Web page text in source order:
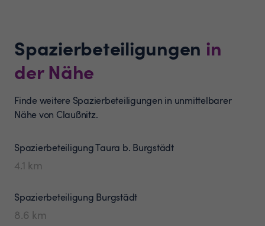
Spazierbeteiligungen in
der Nähe
Finde weitere Spazierbeteiligungen in unmittelbarer
Nähe von Claußnitz.
SpazierbeteiligungTaura b. Burgstädt
4.1 km
Spazierbeteiligung Burgstädt
8.6 km